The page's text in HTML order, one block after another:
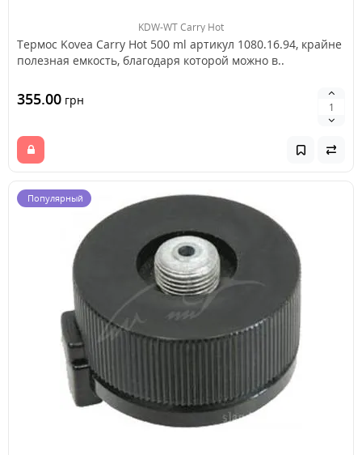
KDW-WT Carry Hot
Термос Kovea Carry Hot 500 ml артикул 1080.16.94, крайне
полезная емкость, благодаря которой можно в..
355.00 грн
Популярный